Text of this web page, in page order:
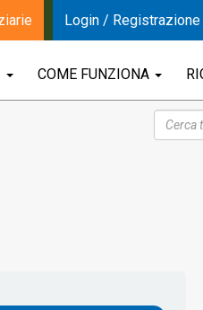
COME FUNZIONA
Login / Registrazione